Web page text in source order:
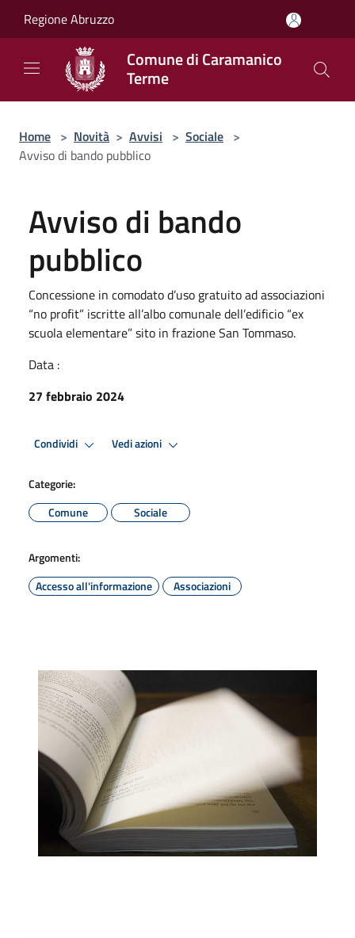
Regione Abruzzo
Comune di Caramanico
Terme
Home > Novità > Avvisi > Sociale >
Avviso di bando pubblico
Avviso di bando
pubblico
Concessione in comodato d’uso gratuito ad associazioni
“no profit” iscritte all’albo comunale dell’edificio “ex
scuola elementare” sito in frazione San Tommaso.
Data :
27 febbraio 2024
Condividi Vedi azioni
Categorie:
Comune
Sociale
Argomenti:
Accesso all'informazione
Associazioni